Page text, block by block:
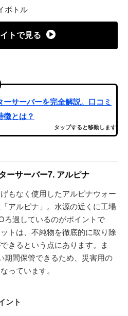
ボトル
トで見る
サーバーを完全解説。口コミ
とは？
タップすると移動します
ーサーバー7. アルピナ
もなく使用したアルピナウォー
アルピナ」。水源の近くに工場
ろ過しているのがポイントで
トは、不純物を徹底的に取り除
きるという点にあります。ま
期間保管できるため、災害用の
っています。
ント